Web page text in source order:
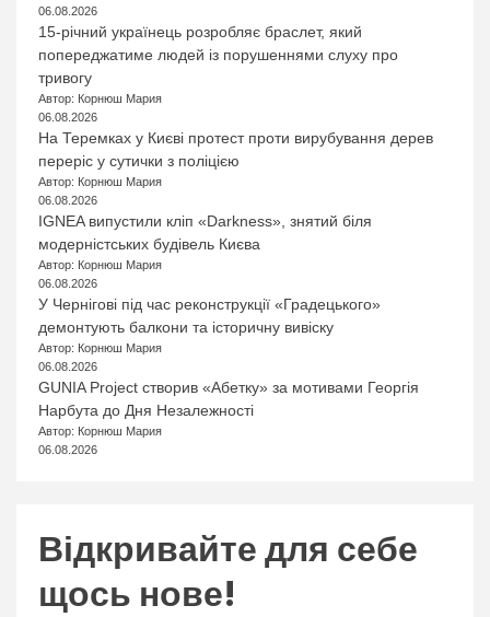
06.08.2026
15-річний українець розробляє браслет, який
попереджатиме людей із порушеннями слуху про
тривогу
Автор: Корнюш Мария
06.08.2026
На Теремках у Києві протест проти вирубування дерев
переріс у сутички з поліцією
Автор: Корнюш Мария
06.08.2026
IGNEA випустили кліп «Darkness», знятий біля
модерністських будівель Києва
Автор: Корнюш Мария
06.08.2026
У Чернігові під час реконструкції «Градецького»
демонтують балкони та історичну вивіску
Автор: Корнюш Мария
06.08.2026
GUNIA Project створив «Абетку» за мотивами Георгія
Нарбута до Дня Незалежності
Автор: Корнюш Мария
06.08.2026
Відкривайте для себе
щось нове!